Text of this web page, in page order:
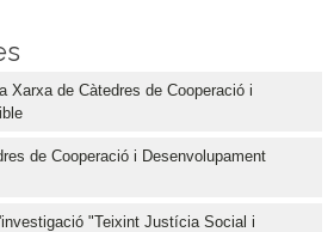
Xarxa de Càtedres de Cooperació i
de Cooperació i Desenvolupament
"Teixint Justícia Social i